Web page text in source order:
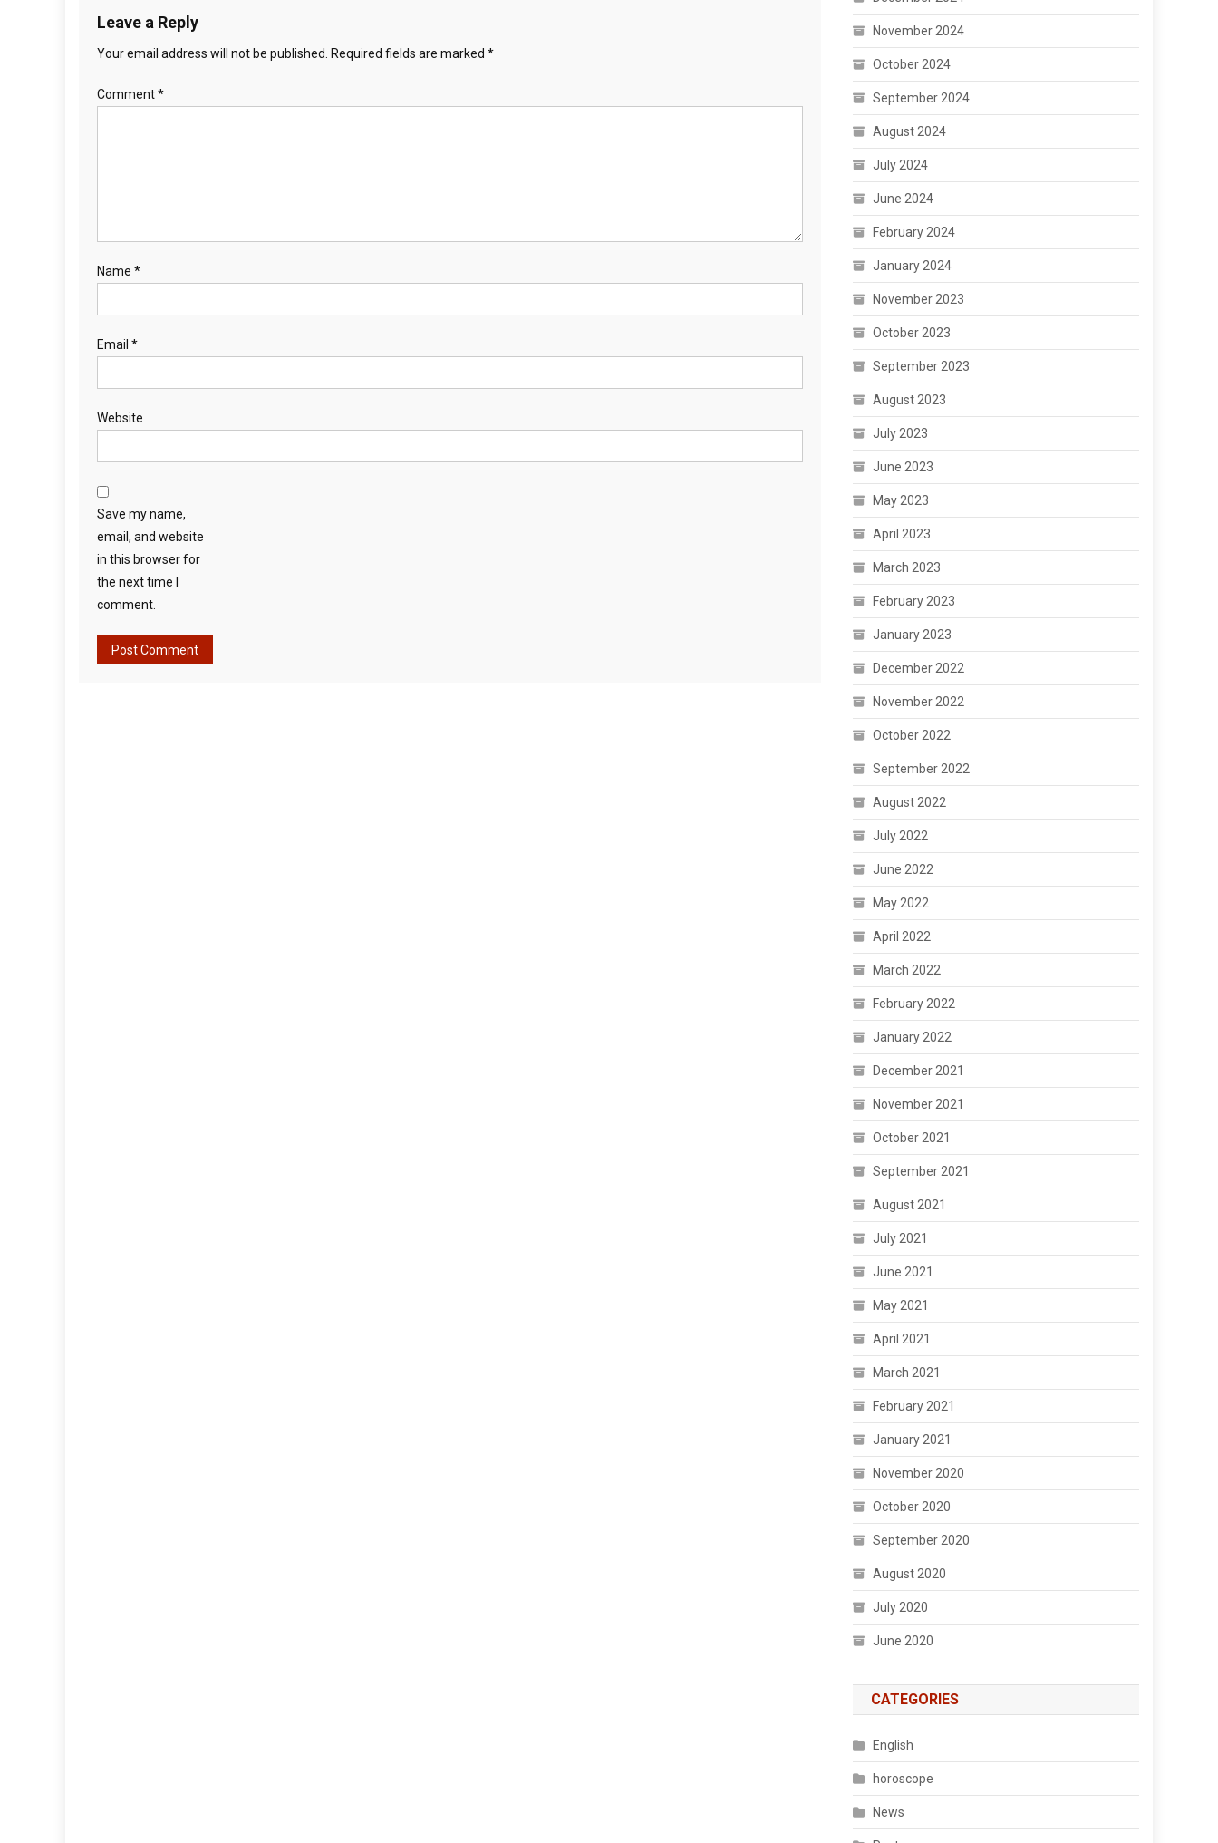
Leave a Reply
Your email address will not be published. Required fields are marked *
Comment*
Name *
Email *
Website
Save my name,
email, and website
in this browser for
the next time I
comment.
November 2024
October 2024
September 2024
August 2024
July 2024
June 2024
February 2024
January 2024
November 2023
October 2023
September 2023
August 2023
July 2023
June 2023
May 2023
April 2023
March 2023
February 2023
January 2023
December 2022
November 2022
October 2022
September 2022
August 2022
July 2022
June 2022
May 2022
April 2022
March 2022
February 2022
January 2022
December 2021
November 2021
October 2021
September 2021
August 2021
July 2021
June 2021
May 2021
April 2021
March 2021
February 2021
January 2021
November 2020
October 2020
September 2020
August 2020
July 2020
June 2020
CATEGORIES
English
horoscope
News